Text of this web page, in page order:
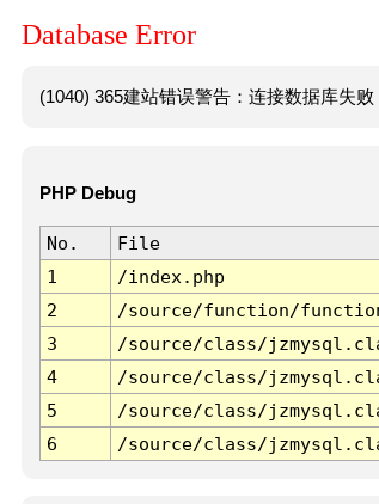
Database Error
(1040) 365建站错误警告：连接数据库失
PHP Debug
No. File
1
/index.php
2
/source/function/
3
/source/class/
4
/source/class/
5
/source/class/
6
/source/class/